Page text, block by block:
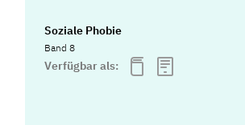
Soziale Phobie
Band 8
Verfügbar als: